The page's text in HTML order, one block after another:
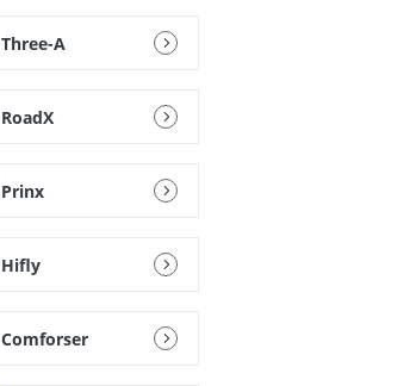
Three-A
RoadX
Prinx
Hifly
Comforser